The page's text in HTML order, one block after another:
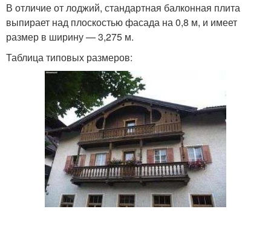
В отличие от лоджий, стандартная балконная плита
выпирает над плоскостью фасада на 0,8 м, и имеет
размер в ширину — 3,275 м.
Таблица типовых размеров: